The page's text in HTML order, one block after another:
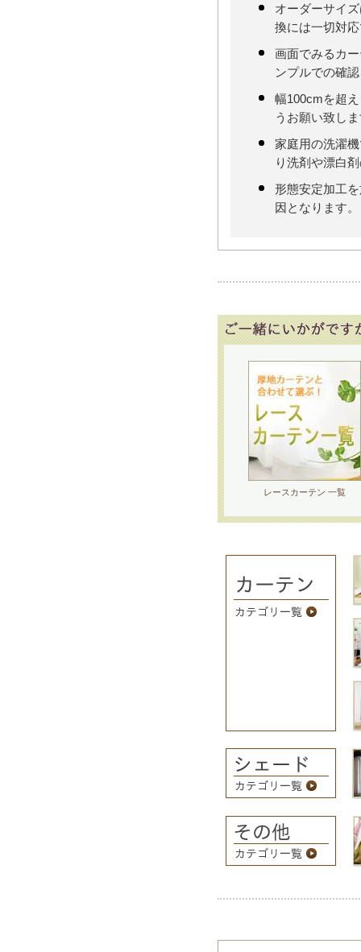
オーダーサイ
換には一切対
画面でみるカ
ンプルでの確
幅100cmを超
うお願い致し
家庭用の洗濯
り洗剤や漂白
形態安定加工
因となります。
レースカーテン 一覧